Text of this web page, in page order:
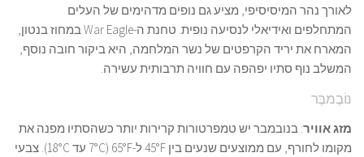
לאורך נהר המיסיסיפי, מציע גם נופים מדהימים של העלים
המתחלפים ואידיאלי לנסיעה נופית. טחנת ה-War Eagle במחוז בנטון,
המארח את יריד הקרפטים של נשר המלחמה, היא ביקור חובה נוסף,
המשלב נוף סתיו יפהפה עם חוויה תרבותית עשירה.
נוֹבֶמבֶּר
מזג אוויר: בנובמבר יש טמפרטורות קרירות יותר כשהסתיו מפנה את
מקומו לחורף, עם ממוצעים שנעים בין 45°F ל-65°F (7°C עד 18°C). צבעי